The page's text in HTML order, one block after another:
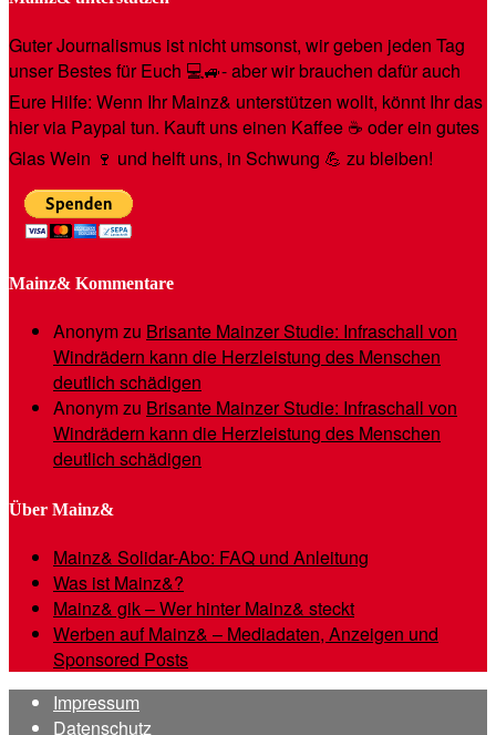
Guter Journalismus ist nicht umsonst, wir geben jeden Tag
unser Bestes für Euch 💻🚙- aber wir brauchen dafür auch
Eure Hilfe: Wenn Ihr Mainz& unterstützen wollt, könnt Ihr das
hier via Paypal tun. Kauft uns einen Kaffee ☕️ oder ein gutes
Glas Wein 🍷 und helft uns, in Schwung 💪 zu bleiben!
Mainz& Kommentare
Anonymzu Brisante Mainzer Studie: Infraschall von
Windrädern kann die Herzleistung des Menschen
deutlich schädigen
Anonymzu Brisante Mainzer Studie: Infraschall von
Windrädern kann die Herzleistung des Menschen
deutlich schädigen
Über Mainz&
Mainz& Solidar-Abo: FAQ und Anleitung
Was ist Mainz&?
Mainz& gik – Wer hinter Mainz& steckt
Werben auf Mainz& – Mediadaten, Anzeigen und
Sponsored Posts
Impressum
Datenschutz